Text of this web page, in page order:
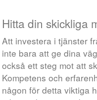
Hitta din skickliga
Att investera i tjänster
inte bara att ge dina
också ett steg mot att
Kompetens och
någon för detta viktiga